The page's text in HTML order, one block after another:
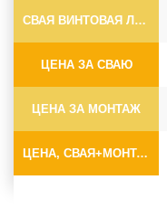
СВАЯ ВИНТОВАЯ ЛОПАСТНАЯ Ф89*6.5
ЦЕНА ЗА СВАЮ
ЦЕНА ЗА МОНТАЖ
ЦЕНА, СВАЯ+МОНТАЖ (БЕЗ ОГОЛОВКА)